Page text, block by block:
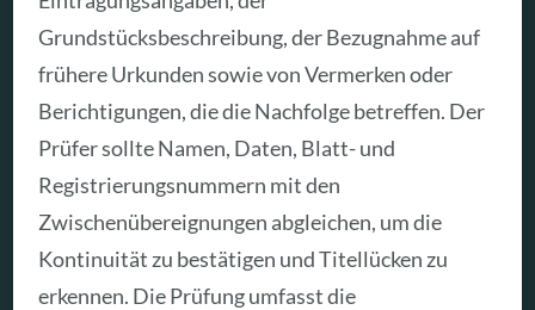
Grundstücksbeschreibung, der Bezugnahme auf
frühere Urkunden sowie von Vermerken oder
Berichtigungen, die die Nachfolge betreffen. Der
Prüfer sollte Namen, Daten, Blatt- und
Registrierungsnummern mit den
Zwischenübereignungen abgleichen, um die
Kontinuität zu bestätigen und Titellücken zu
erkennen. Die Prüfung umfasst die